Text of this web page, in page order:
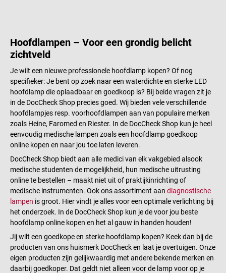
Hoofdlampen – Voor een grondig belicht
zichtveld
Je wilt een nieuwe professionele hoofdlamp kopen? Of nog
specifieker: Je bent op zoek naar een waterdichte en sterke LED
hoofdlamp die oplaadbaar en goedkoop is? Bij beide vragen zit je
in de DocCheck Shop precies goed. Wij bieden vele verschillende
hoofdlampjes resp. voorhoofdlampen aan van populaire merken
zoals Heine, Faromed en Riester. In de DocCheck Shop kun je heel
eenvoudig medische lampen zoals een hoofdlamp goedkoop
online kopen en naar jou toe laten leveren.
DocCheck Shop biedt aan alle medici van elk vakgebied alsook
medische studenten de mogelijkheid, hun medische uitrusting
online te bestellen – maakt niet uit of praktijkinrichting of
medische instrumenten. Ook ons assortiment aan diagnostische
lampen is groot. Hier vindt je alles voor een optimale verlichting bij
het onderzoek. In de DocCheck Shop kun je de voor jou beste
hoofdlamp online kopen en het al gauw in handen houden!
Jij wilt een goedkope en sterke hoofdlamp kopen? Keek dan bij de
producten van ons huismerk DocCheck en laat je overtuigen. Onze
eigen producten zijn gelijkwaardig met andere bekende merken en
daarbij goedkoper. Dat geldt niet alleen voor de lamp voor op je